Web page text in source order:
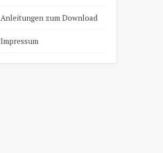
Anleitungen zum Download
Impressum